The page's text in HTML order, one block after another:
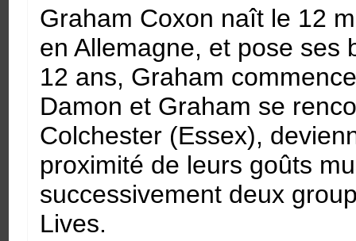
Graham Coxon naît le 12
en Allemagne, et pose ses
12 ans, Graham
Damon et Graham se
Colchester (Essex),
proximité de leurs goûts
successivement deux
Lives.